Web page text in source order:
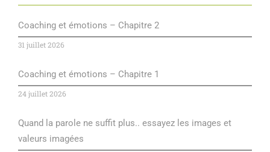
Coaching et émotions – Chapitre 2
31 juillet 2026
Coaching et émotions – Chapitre 1
24 juillet 2026
Quand la parole ne suffit plus.. essayez les images et
valeurs imagées